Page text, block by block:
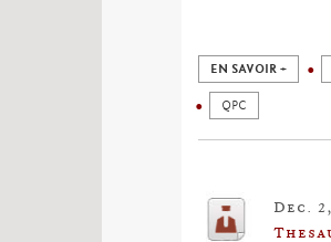
EN SAVOIR +
QPC
Dec. 2,